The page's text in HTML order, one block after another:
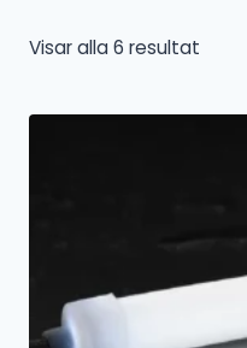
Visar alla 6 resultat